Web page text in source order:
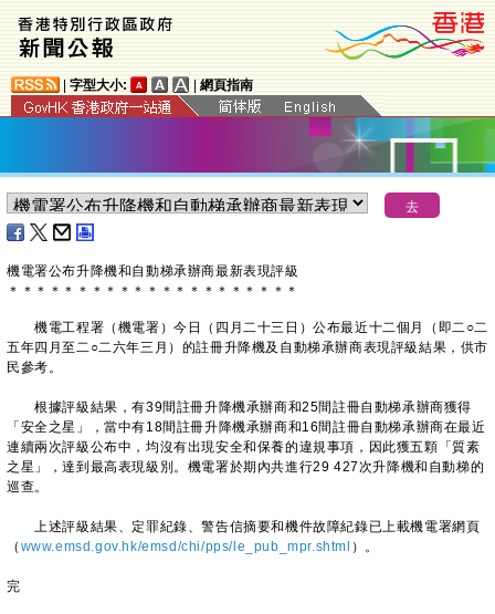
字型大小: 網頁指南
機電署公布升降機和自動梯承辦商最新表現評級
＊ ＊ ＊ ＊ ＊ ＊ ＊ ＊ ＊ ＊ ＊ ＊ ＊ ＊ ＊ ＊ ＊ ＊ ＊ ＊ ＊
機電工程署（機電署）今日（四月二十三日）公布最近十二個月（即二○二
五年四月至二○二六年三月）的註冊升降機及自動梯承辦商表現評級結果，供市
民參考。
根據評級結果，有39間註冊升降機承辦商和25間註冊自動梯承辦商獲得
「安全之星」，當中有18間註冊升降機承辦商和16間註冊自動梯承辦商在最近
連續兩次評級公布中，均沒有出現安全和保養的違規事項，因此獲五顆「質素
之星」，達到最高表現級別。機電署於期內共進行29 427次升降機和自動梯的
巡查。
​上述評級結果、定罪紀錄、警告信摘要和機件故障紀錄已上載機電署網頁
（ www.emsd.gov.hk/emsd/chi/pps/le_pub_mpr.shtml ）。
完